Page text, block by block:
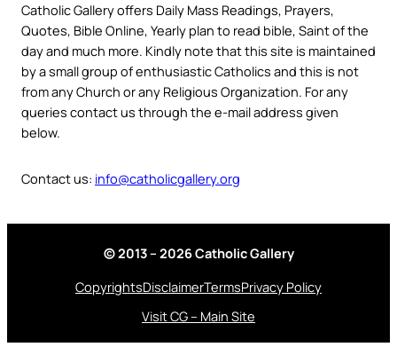
Catholic Gallery offers Daily Mass Readings, Prayers,
Quotes, Bible Online, Yearly plan to read bible, Saint of the
day and much more. Kindly note that this site is maintained
by a small group of enthusiastic Catholics and this is not
from any Church or any Religious Organization. For any
queries contact us through the e-mail address given
below.
Contact us: info@catholicgallery.org
© 2013 – 2026 Catholic Gallery
CopyrightsDisclaimerTermsPrivacy Policy
Visit CG – Main Site